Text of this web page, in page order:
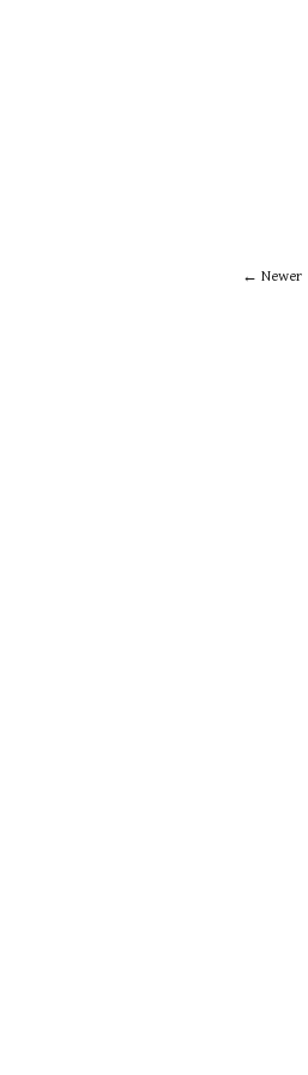
Newer